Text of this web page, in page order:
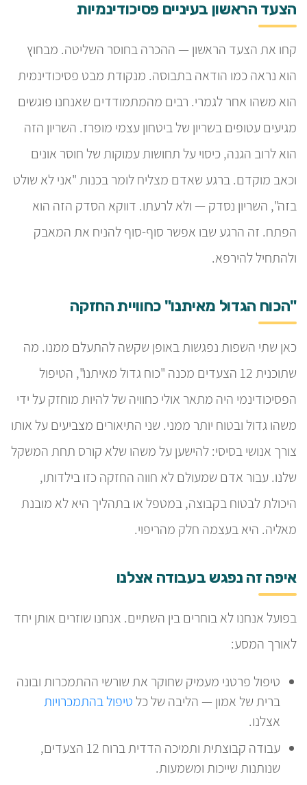
הצעד הראשון בעיניים פסיכודינמיות
קחו את הצעד הראשון — ההכרה בחוסר השליטה. מבחוץ
הוא נראה כמו הודאה בתבוסה. מנקודת מבט פסיכודינמית
הוא משהו אחר לגמרי. רבים מהמתמודדים שאנחנו פוגשים
מגיעים עטופים בשריון של ביטחון עצמי מופרז. השריון הזה
הוא לרוב הגנה, כיסוי על תחושות עמוקות של חוסר אונים
וכאב מוקדם. ברגע שאדם מצליח לומר בכנות "אני לא שולט
בזה", השריון נסדק — ולא לרעתו. דווקא הסדק הזה הוא
הפתח. זה הרגע שבו אפשר סוף-סוף להניח את המאבק
ולהתחיל להירפא.
"הכוח הגדול מאיתנו" כחוויית החזקה
כאן שתי השפות נפגשות באופן שקשה להתעלם ממנו. מה
שתוכנית 12 הצעדים מכנה "כוח גדול מאיתנו", הטיפול
הפסיכודינמי היה מתאר אולי כחוויה של להיות מוחזק על ידי
משהו גדול ובטוח יותר ממני. שני התיאורים מצביעים על אותו
צורך אנושי בסיסי: להישען על משהו שלא קורס תחת המשקל
שלנו. עבור אדם שמעולם לא חווה החזקה כזו בילדותו,
היכולת לבטוח בקבוצה, במטפל או בתהליך היא לא מובנת
מאליה. היא בעצמה חלק מהריפוי.
איפה זה נפגש בעבודה אצלנו
בפועל אנחנו לא בוחרים בין השתיים. אנחנו שוזרים אותן יחד
לאורך המסע:
טיפול פרטני מעמיק שחוקר את שורשי ההתמכרות ובונה
ברית של אמון — הליבה של כל טיפול בהתמכרויות
אצלנו.
עבודה קבוצתית ותמיכה הדדית ברוח 12 הצעדים,
שנותנות שייכות ומשמעות.